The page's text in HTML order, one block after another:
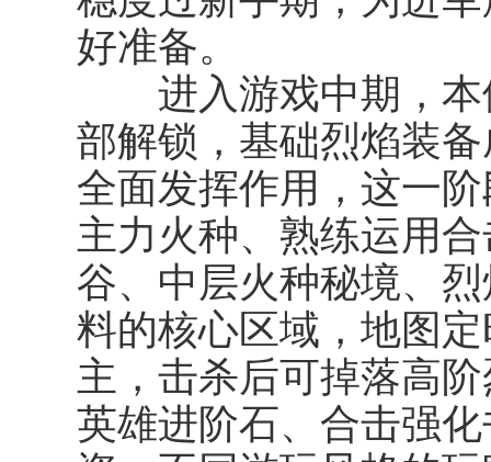
好准备。
进入游戏中期，本
部解锁，基础烈焰装
全面发挥作用，这一
主力火种、熟练运用
谷、中层火种秘境、
料的核心区域，地图
主，击杀后可掉落高
英雄进阶石、合击强